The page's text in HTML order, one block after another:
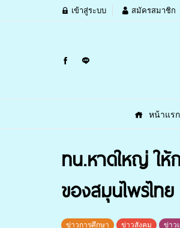
เข้าสู่ระบบ สมัครสมาชิก
หน้าแรก
ทน.หาดใหญ่ ให้
ของสมุนไพรไท
ข่าวการศึกษา ข่าวสังคม ข่าว